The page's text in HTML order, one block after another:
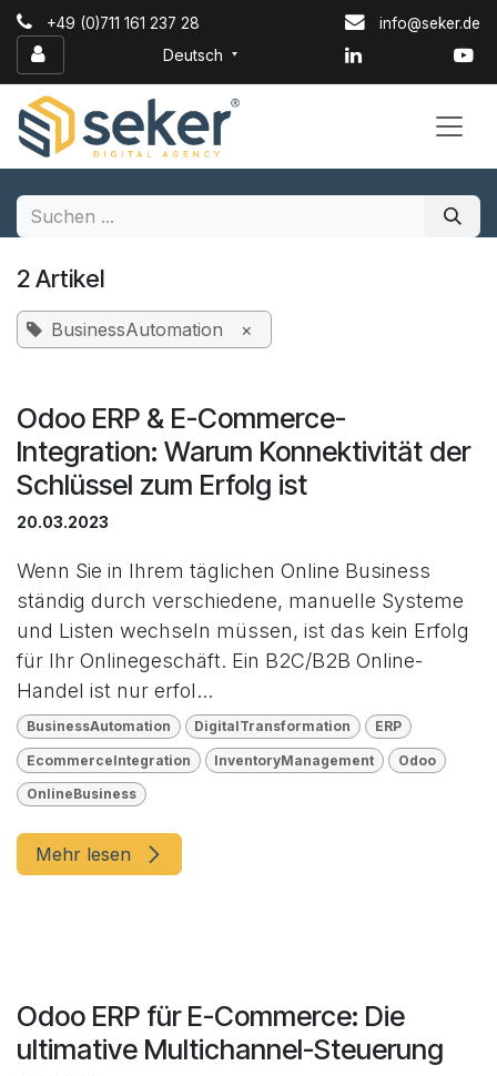
Zum Inhalt springen
+49 (0)711 161 237 28 info@seker.de
Deutsch
2 Artikel
BusinessAutomation ×
Odoo ERP & E-Commerce-
Integration: Warum Konnektivität der
Schlüssel zum Erfolg ist
20.03.2023
Wenn Sie in Ihrem täglichen Online Business
ständig durch verschiedene, manuelle Systeme
und Listen wechseln müssen, ist das kein Erfolg
für Ihr Onlinegeschäft. Ein B2C/B2B Online-
Handel ist nur erfol...
BusinessAutomation DigitalTransformation ERP
EcommerceIntegration InventoryManagement Odoo
OnlineBusiness
Mehr lesen
Odoo ERP für E-Commerce: Die
ultimative Multichannel-Steuerung